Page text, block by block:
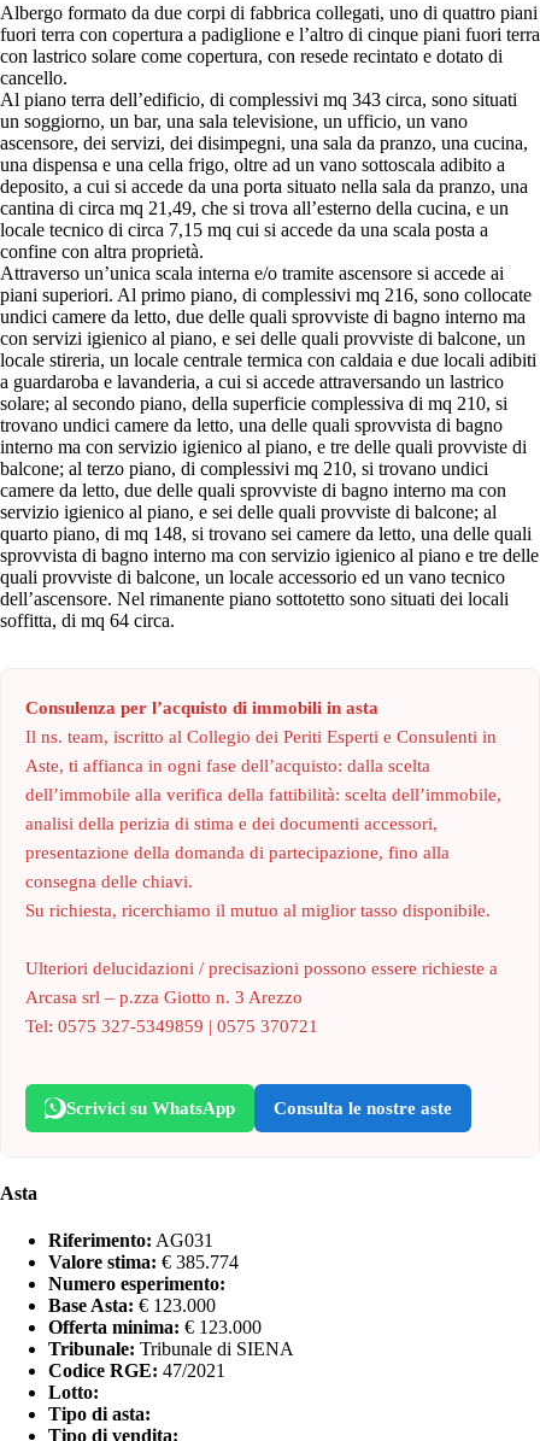
Albergo formato da due corpi di fabbrica collegati, uno di quattro piani
fuori terra con copertura a padiglione e l’altro di cinque piani fuori terra
con lastrico solare come copertura, con resede recintato e dotato di
cancello.
Al piano terra dell’edificio, di complessivi mq 343 circa, sono situati
un soggiorno, un bar, una sala televisione, un ufficio, un vano
ascensore, dei servizi, dei disimpegni, una sala da pranzo, una cucina,
una dispensa e una cella frigo, oltre ad un vano sottoscala adibito a
deposito, a cui si accede da una porta situato nella sala da pranzo, una
cantina di circa mq 21,49, che si trova all’esterno della cucina, e un
locale tecnico di circa 7,15 mq cui si accede da una scala posta a
confine con altra proprietà.
Attraverso un’unica scala interna e/o tramite ascensore si accede ai
piani superiori. Al primo piano, di complessivi mq 216, sono collocate
undici camere da letto, due delle quali sprovviste di bagno interno ma
con servizi igienico al piano, e sei delle quali provviste di balcone, un
locale stireria, un locale centrale termica con caldaia e due locali adibiti
a guardaroba e lavanderia, a cui si accede attraversando un lastrico
solare; al secondo piano, della superficie complessiva di mq 210, si
trovano undici camere da letto, una delle quali sprovvista di bagno
interno ma con servizio igienico al piano, e tre delle quali provviste di
balcone; al terzo piano, di complessivi mq 210, si trovano undici
camere da letto, due delle quali sprovviste di bagno interno ma con
servizio igienico al piano, e sei delle quali provviste di balcone; al
quarto piano, di mq 148, si trovano sei camere da letto, una delle quali
sprovvista di bagno interno ma con servizio igienico al piano e tre delle
quali provviste di balcone, un locale accessorio ed un vano tecnico
dell’ascensore. Nel rimanente piano sottotetto sono situati dei locali
soffitta, di mq 64 circa.
Consulenza per l’acquisto di immobili in asta
Il ns. team, iscritto al Collegio dei Periti Esperti e Consulenti in
Aste, ti affianca in ogni fase dell’acquisto: dalla scelta
dell’immobile alla verifica della fattibilità: scelta dell’immobile,
analisi della perizia di stima e dei documenti accessori,
presentazione della domanda di partecipazione, fino alla
consegna delle chiavi.
Su richiesta, ricerchiamo il mutuo al miglior tasso disponibile.
Ulteriori delucidazioni / precisazioni possono essere richieste a
Arcasa srl – p.zza Giotto n. 3 Arezzo
Tel: 0575 327-5349859 | 0575 370721
Scrivici su WhatsApp Consulta le nostre aste
Asta
Riferimento: AG031
Valore stima: € 385.774
Numero esperimento:
Base Asta: € 123.000
Offerta minima: € 123.000
Tribunale: Tribunale di SIENA
Codice RGE: 47/2021
Lotto:
Tipo di asta:
Tipo di vendita: